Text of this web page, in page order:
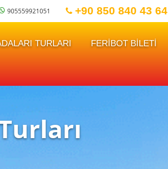
+90 850 840 43 64
905559921051
TURLARI FERİBOT BİLETİ